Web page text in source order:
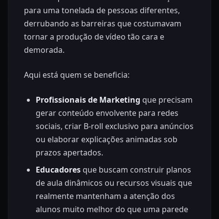
para uma tonelada de pessoas diferentes,
derrubando as barreiras que costumavam
tornar a produção de vídeo tão cara e
demorada.
Aqui está quem se beneficia:
Profissionais de Marketing que precisam
gerar conteúdo envolvente para redes
sociais, criar B-roll exclusivo para anúncios
ou elaborar explicações animadas sob
prazos apertados.
Educadores que buscam construir planos
de aula dinâmicos ou recursos visuais que
realmente mantenham a atenção dos
alunos muito melhor do que uma parede